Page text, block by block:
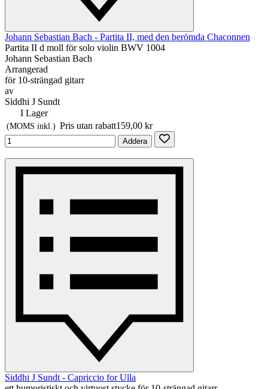
Johann Sebastian Bach - Partita II, med den berömda Chaconnen
Partita II d moll för solo violin BWV 1004
Johann Sebastian Bach
Arrangerad
för 10-strängad gitarr
av
Siddhi J Sundt
I Lager
(MOMS inkl.) Pris utan rabatt159,00 kr
Addera
Siddhi J Sundt - Capriccio for Ulla